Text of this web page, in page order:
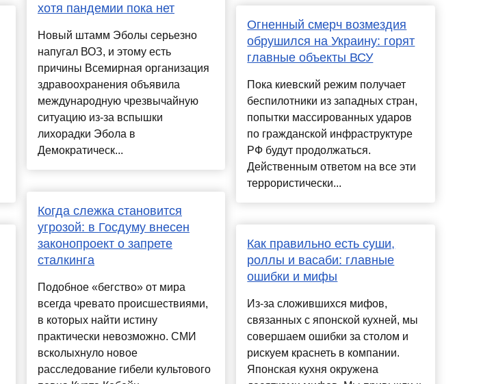
хотя пандемии пока нет
Новый штамм Эболы серьезно
напугал ВОЗ, и этому есть
причины Всемирная организация
здравоохранения объявила
международную чрезвычайную
ситуацию из-за вспышки
лихорадки Эбола в
Демократическ...
Когда слежка становится
угрозой: в Госдуму внесен
законопроект о запрете
сталкинга
Подобное «бегство» от мира
всегда чревато происшествиями,
в которых найти истину
практически невозможно. СМИ
всколыхнуло новое
расследование гибели культового
Огненный смерч возмездия
обрушился на Украину: горят
главные объекты ВСУ
Пока киевский режим получает
беспилотники из западных стран,
попытки массированных ударов
по гражданской инфраструктуре
РФ будут продолжаться.
Действенным ответом на все эти
террористически...
Как правильно есть суши,
роллы и васаби: главные
ошибки и мифы
Из-за сложившихся мифов,
связанных с японской кухней, мы
совершаем ошибки за столом и
рискуем краснеть в компании.
Японская кухня окружена